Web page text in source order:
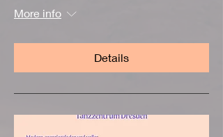
More info
Details